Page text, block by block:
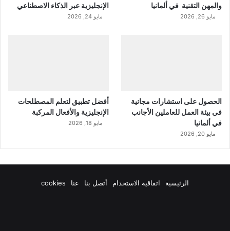
والمهن التقنية في ألمانيا
مايو 26, 2026
الإنجليزية عبر الذكاء الاصطناعي
مايو 24, 2026
الحصول على استشارات مجانية
في بيئة العمل للعاملين الأجانب
في ألمانيا
مايو 20, 2026
أفضل تطبيق لتعلم المصطلحات
الإنجليزية والأفعال المركبة
مايو 18, 2026
الرئيسية اتفاقية الاستخدام أتصل بنا عنا cookies